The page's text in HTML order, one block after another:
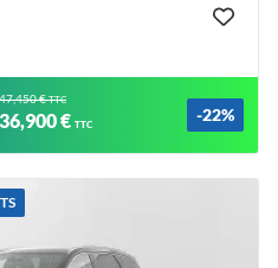
47,450 €TTC
36,900 € TTC -22%